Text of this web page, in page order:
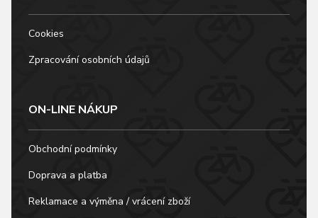
Cookies
Zpracování osobních údajů
ON-LINE NÁKUP
Obchodní podmínky
Doprava a platba
Reklamace a výměna / vrácení zboží